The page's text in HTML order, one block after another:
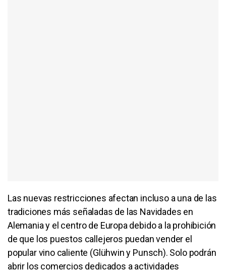
Las nuevas restricciones afectan incluso a una de las
tradiciones más señaladas de las Navidades en
Alemania y el centro de Europa debido a la prohibición
de que los puestos callejeros puedan vender el
popular vino caliente (Glühwin y Punsch). Solo podrán
abrir los comercios dedicados a actividades